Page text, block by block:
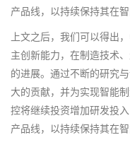
产品线，以持续保持其在
上文之后，我们可以得出
主创新能力，在制造技术
的进展。通过不断的研究
大的贡献，并为实现智能
控将继续投资增加研发投
产品线，以持续保持其在